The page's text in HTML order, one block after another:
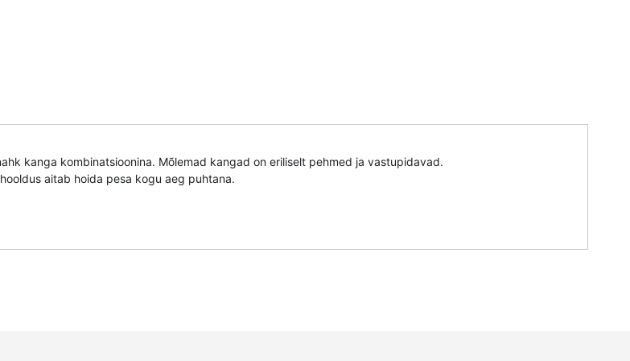
kanga kombinatsioonina. Mõlemad kangad on eriliselt pehmed ja vastupidavad.
aitab hoida pesa kogu aeg puhtana.